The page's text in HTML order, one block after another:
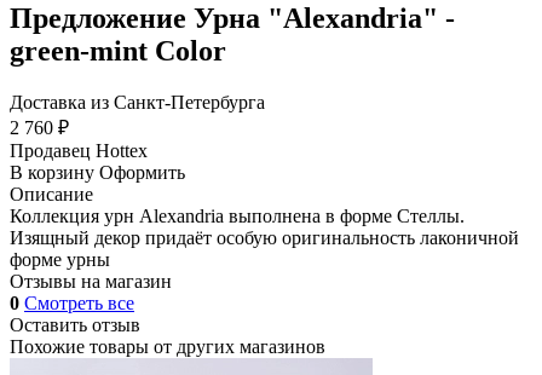
Предложение Урна "Alexandria" -
green-mint Color
Доставка из Санкт-Петербурга
2 760 ₽
Продавец Hottex
В корзину Оформить
Описание
Коллекция урн Alexandria выполнена в форме Стеллы.
Изящный декор придаёт особую оригинальность лаконичной
форме урны
Отзывы на магазин
0 Смотреть все
Оставить отзыв
Похожие товары от других магазинов